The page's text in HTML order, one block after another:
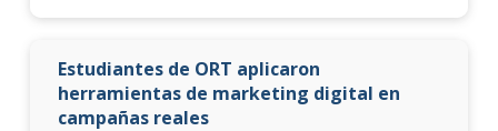
Estudiantes de ORT aplicaron
herramientas de marketing digital en
campañas reales